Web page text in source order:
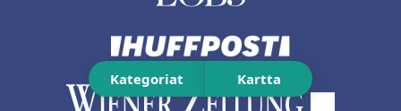
Kategoriat Kartta